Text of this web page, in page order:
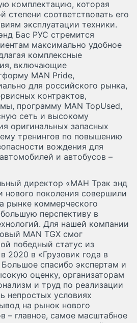
комплектацию, которая
степени соответствовать его
эксплуатации техники.
Бас РУС стремится
максимально удобное
комплексные
включающие
MAN Pride,
для российского рынка,
контрактов,
программу MAN TopUsed,
сеть и высокому
оригинальных запасных
тренингов по повышению
вождения для
и автобусов –
директор «МАН Трак энд
нового поколения совершили
рынке коммерческого
перспективу в
Для нашей компании
MAN TGX смог
победный статус из
2020 в «Грузовик года в
спасибо экспертам и
оценку, организаторам
и труд по реализации
непростых условиях
на рынок нового
– главное, самое масштабное